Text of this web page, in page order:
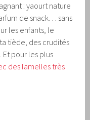
: yaourt nature
de snack… sans
les enfants, le
tiède, des crudités
pour les plus
des lamelles très